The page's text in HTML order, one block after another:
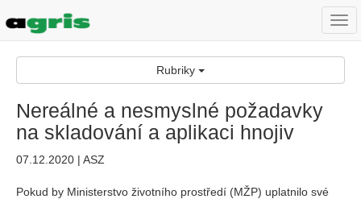
Rubriky
Nereálné a nesmyslné požadavky
na skladování a aplikaci hnojiv
07.12.2020 | ASZ
Pokud by Ministerstvo životního prostředí (MŽP) uplatnilo své